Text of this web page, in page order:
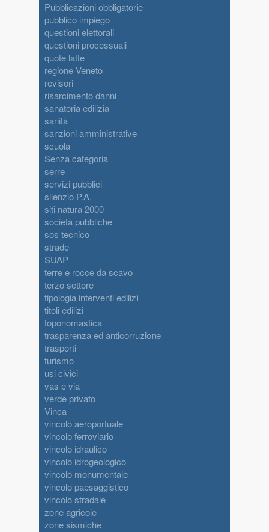
Pubblicazioni obbligatorie
pubblico impiego
questioni elettorali
questioni processuali
quote latte
regione Veneto
revisori
risarcimento danni
sanatoria edilizia
sanità
sanzioni amministrative
scuola
Senza categoria
serre
servizi pubblici
silenzio P.A.
siti natura 2000
società pubbliche
sos tecnico
strade
SUAP
terre e rocce da scavo
terzo settore
tipologia interventi edilizi
titoli edilizi
toponomastica
trasparenza ed anticorruzione
trasporti
turismo
usi civici
vas e via
verde privato
Vinca
vincolo aeroportuale
vincolo ferroviario
vincolo idraulico
vincolo idrogeologico
vincolo monumentale
vincolo paesaggistico
vincolo stradale
zone agricole
zone sismiche